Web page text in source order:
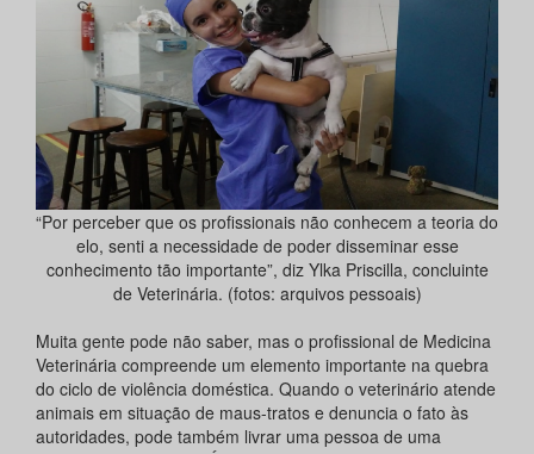
“Por perceber que os profissionais não conhecem a teoria do
elo, senti a necessidade de poder disseminar esse
conhecimento tão importante”, diz Ylka Priscilla, concluinte
de Veterinária. (fotos: arquivos pessoais)
Muita gente pode não saber, mas o profissional de Medicina
Veterinária compreende um elemento importante na quebra
do ciclo de violência doméstica. Quando o veterinário atende
animais em situação de maus-tratos e denuncia o fato às
autoridades, pode também livrar uma pessoa de uma